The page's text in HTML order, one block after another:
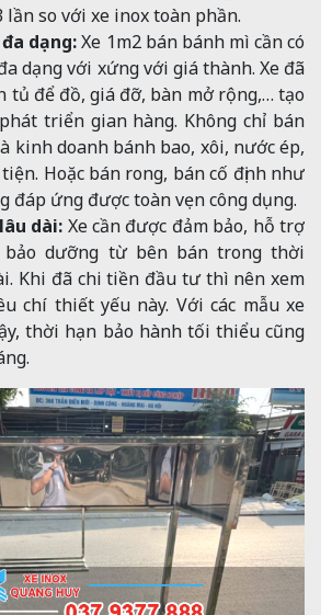
lần so với xe inox toàn phần.
dạng:Xe 1m2 bán bánh mì cần có
dạng với xứng với giá thành. Xe đã
tủ để đồ, giá đỡ, bàn mở rộng,… tạo
triển gian hàng. Không chỉ bán
kinh doanh bánh bao, xôi, nước ép,
Hoặc bán rong, bán cố định như
đáp ứng được toàn vẹn công dụng.
dài: Xe cần được đảm bảo, hỗ trợ
bảo dưỡng từ bên bán trong thời
Khi đã chi tiền đầu tư thì nên xem
chí thiết yếu này. Với các mẫu xe
thời hạn bảo hành tối thiểu cũng